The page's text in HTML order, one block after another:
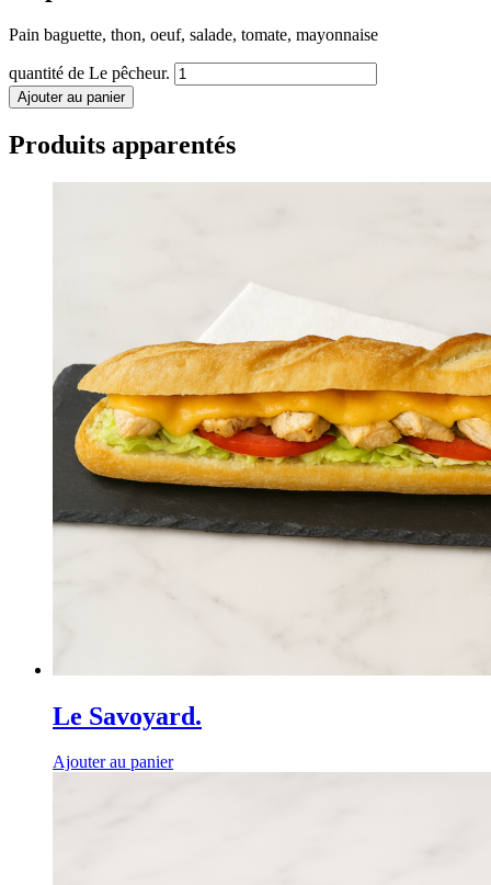
Pain baguette, thon, oeuf, salade, tomate, mayonnaise
quantité de Le pêcheur.
Ajouter au panier
Produits apparentés
Le Savoyard.
Ajouter au panier